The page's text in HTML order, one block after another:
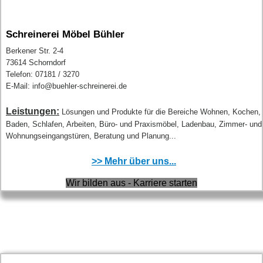
Schreinerei Möbel Bühler
Berkener Str. 2-4
73614 Schorndorf
Telefon: 07181 / 3270
E-Mail: info@buehler-schreinerei.de
Leistungen: Lösungen und Produkte für die Bereiche Wohnen, Kochen,
Baden, Schlafen, Arbeiten, Büro- und Praxismöbel, Ladenbau, Zimmer- und
Wohnungseingangstüren, Beratung und Planung...
>> Mehr über uns...
Wir bilden aus - Karriere starten